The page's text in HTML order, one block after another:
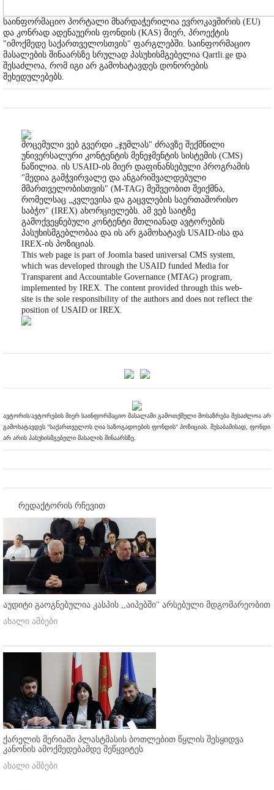
საინფორმაციო პორტალი მხარდაჭერილია ევროკავშირის (EU)
და კონრად ადენაუერის ფონდის (KAS) მიერ, პროექტის
"იმოქმედე საქართველოსთვის" ფარგლებში. საინფორმაციო
მასალების შინაარსზე სრულად პასუხისმგებელია Qartli.ge და
შესაძლოა, რომ იგი არ გამოხატავდეს დონორების
შეხედულებებს.
მოცემული ვებ გვერდი „ჯუმლას" ძრავზე შექმნილი
უნივერსალური კონტენტის მენეჯმენტის სისტემის (CMS)
ნაწილია. ის USAID-ის მიერ დაფინანსებული პროგრამის
"მედია გამჭვირვალე და ანგარიშვალდებული
მმართველობისთვის" (M-TAG) მეშვეობით შეიქმნა,
რომელსაც „კვლევისა და გაცვლების საერთაშორისო
საბჭო" (IREX) ახორციელებს. ამ ვებ საიტზე
გამოქვეყნებული კონტენტი მთლიანად ავტორების
პასუხისმგებლობაა და ის არ გამოხატავს USAID-ისა და
IREX-ის პოზიციას.
This web page is part of Joomla based universal CMS system,
which was developed through the USAID funded Media for
Transparent and Accountable Governance (MTAG) program,
implemented by IREX. The content provided through this web-
site is the sole responsibility of the authors and does not reflect the
position of USAID or IREX.
ავტორის/ავტორების მიერ საინფორმაციო მასალაში გამოთქმული მოსაზრება შესაძლოა არ
გამოხატავდეს "საქართველოს ღია საზოგადოების ფონდის" პოზიციას. შესაბამისად, ფონდი
არ არის პასუხისმგებელი მასალის შინაარსზე.
რედაქტორის რჩევით
აუდიტი გაოგნებულია კასპის ,,აიპებში'' არსებული მდგომარეობით
ახალი ამბები
ქარელის მერიაში პლასტმასის ბოთლებით წყლის შესყიდვა
კანონის ამოქმედებამდე შეწყვიტეს
ახალი ამბები